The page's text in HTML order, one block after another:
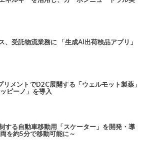
、受託物流業務に 「生成AI出荷検品アプリ」
リメントでD2C展開する「ウェルモット製薬」
ピーノ」を導入
する自動車移動用「スケーター」を開発・導
を約5分で移動可能に～